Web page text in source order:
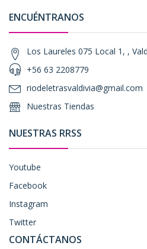
ENCUÉNTRANOS
Los Laureles 075 Local 1, ,
+56 63 2208779
riodeletrasvaldivia@gmail.com
Nuestras Tiendas
NUESTRAS RRSS
Youtube
Facebook
Instagram
Twitter
CONTÁCTANOS